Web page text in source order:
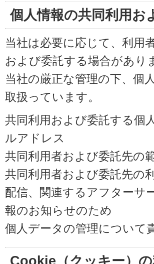
個人情報の共同利用お
当社は必要に応じて、利用
および委託する場合があり
当社の厳正な管理の下、個
取扱っています。
共同利用および委託する個
ルアドレス
共同利用者および委託先の
共同利用者および委託先の
配信、関連するアフターサ
報のお知らせのため
個人データの管理について
Cookie（クッキー）